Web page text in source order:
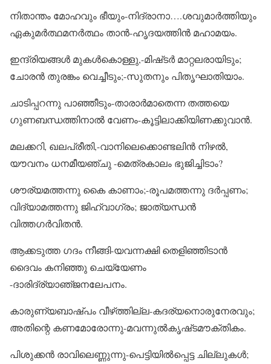
നിതാന്തം മോഹവും ഭീയും-നിദ്രാനാ….ശവുമാർത്തിയും
ഏകുമർത്ഥമനർത്ഥം താൻ-ഹൃദയത്തിൻ മഹാമയം.
ഇന്ദ്രിയങ്ങൾ മുകൾകൊള്ളു,-മിഷ്‌ടർ മാറ്റലരായിടും;
ചോരൻ തുരങ്കം വെച്ചീടും;-സുതനും പിതൃഘാതിയാം.
ചാടിപ്പറന്നു പാഞ്ഞീടും-താരാർമാതെന്ന തത്തയെ
ഗുണബന്ധത്തിനാൽ വേണം-കൂട്ടിലാക്കിയിണക്കുവാൻ.
മലക്കറി, ഖലപ്രീതി,-വാനിലെക്കൊണ്ടലിൻ നിഴൽ,
യൗവനം ധനമീയഞ്ചു -മെത്രകാലം ഭുജിച്ചിടാം?
ശൗര്യമത്തന്നു കൈ കാണാം;-രൂപമത്തന്നു ദർപ്പണം;
വിദ്യാമത്തന്നു ജിഹ്വാഗ്രം; ജാത്യന്ധൻ
വിത്തഗർവിതൻ.
ആക്കടുത്ത ഗദം നീങ്ങി-യവന്നക്ഷി തെളിഞ്ഞിടാൻ
ദൈവം കനിഞ്ഞു ചെയ്യേണം
-ദാരിദ്ര്യാഞ്‌ജനലേപനം.
കാരുണ്യബാഷ്‌പം വീഴ്‌ത്തില്ല-കദര്യനൊരുനേരവും;
അതിന്റെ കണമോരോന്നു-മവന്നുൽകൃഷ്‌ടമൗക്തികം.
പിശുക്കൻ രാവിലെണ്ണുന്നു-പെട്ടിയിൽപ്പെട്ട ചില്ലുകൾ;